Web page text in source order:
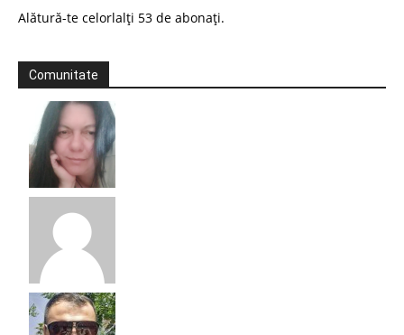
Alătură-te celorlalți 53 de abonați.
Comunitate